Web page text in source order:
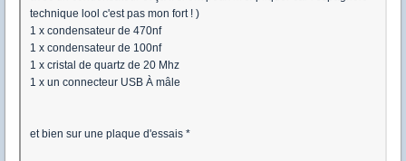
technique lool c'est pas mon fort ! )
1 x condensateur de 470nf
1 x condensateur de 100nf
1 x cristal de quartz de 20 Mhz
1 x un connecteur USB À mâle
et bien sur une plaque d'essais *